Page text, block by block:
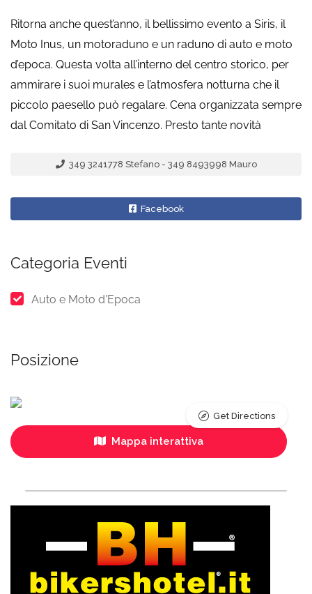
Ritorna anche quest’anno, il bellissimo evento a Siris, il
Moto Inus, un motoraduno e un raduno di auto e moto
d’epoca. Questa volta all’interno del centro storico, per
ammirare i suoi murales e l’atmosfera notturna che il
piccolo paesello può regalare. Cena organizzata sempre
dal Comitato di San Vincenzo. Presto tante novità
349 3241778 Stefano - 349 8493998 Mauro
Facebook
Categoria Eventi
Auto e Moto d'Epoca
Posizione
Mappa interattiva
Get Directions